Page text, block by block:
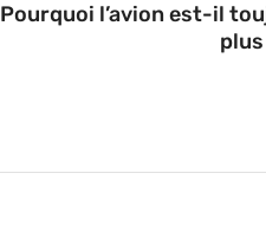
Pourquoi l’avion est-il